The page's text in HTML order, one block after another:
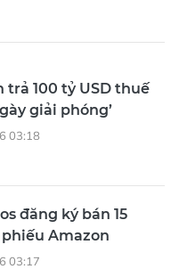
trả 100 tỷ USD thuế
giải phóng’
03:18
đăng ký bán 15
Amazon
03:17